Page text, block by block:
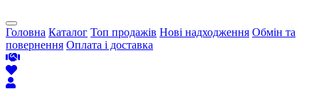
Головна Каталог Топ продажів Нові надходження Обмін та
повернення Оплата і доставка